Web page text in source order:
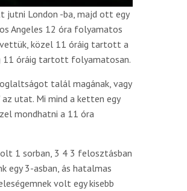
London -ba, majd ott egy
Angeles 12 óra folyamatos
közel 11 óráig tartott a
11 óráig tartott folyamatosan.
talál magának, vagy
utat. Mi mind a ketten egy
mondhatni a 11 óra
1 sorban, 3 4 3 felosztásban
3-asban, ás hatalmas
volt egy kisebb